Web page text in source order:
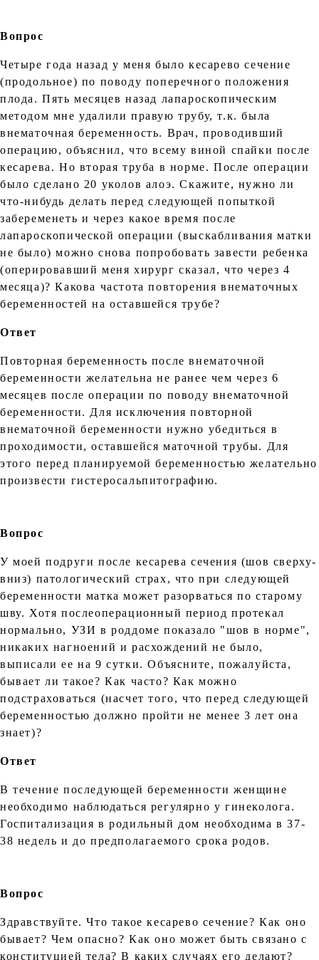
Вопрос
Четыре года назад у меня было кесарево сечение
(продольное) по поводу поперечного положения
плода. Пять месяцев назад лапароскопическим
методом мне удалили правую трубу, т.к. была
внематочная беременность. Врач, проводивший
операцию, объяснил, что всему виной спайки после
кесарева. Но вторая труба в норме. После операции
было сделано 20 уколов алоэ. Скажите, нужно ли
что-нибудь делать перед следующей попыткой
забеременеть и через какое время после
лапароскопической операции (выскабливания матки
не было) можно снова попробовать завести ребенка
(оперировавший меня хирург сказал, что через 4
месяца)? Какова частота повторения внематочных
беременностей на оставшейся трубе?
Ответ
Повторная беременность после внематочной
беременности желательна не ранее чем через 6
месяцев после операции по поводу внематочной
беременности. Для исключения повторной
внематочной беременности нужно убедиться в
проходимости, оставшейся маточной трубы. Для
этого перед планируемой беременностью желательно
произвести гистеросальпитографию.
Вопрос
У моей подруги после кесарева сечения (шов сверху-
вниз) патологический страх, что при следующей
беременности матка может разорваться по старому
шву. Хотя послеоперационный период протекал
нормально, УЗИ в роддоме показало "шов в норме",
никаких нагноений и расхождений не было,
выписали ее на 9 сутки. Объясните, пожалуйста,
бывает ли такое? Как часто? Как можно
подстраховаться (насчет того, что перед следующей
беременностью должно пройти не менее 3 лет она
знает)?
Ответ
В течение последующей беременности женщине
необходимо наблюдаться регулярно у гинеколога.
Госпитализация в родильный дом необходима в 37-
38 недель и до предполагаемого срока родов.
Вопрос
Здравствуйте. Что такое кесарево сечение? Как оно
бывает? Чем опасно? Как оно может быть связано с
конституцией тела? В каких случаях его делают?